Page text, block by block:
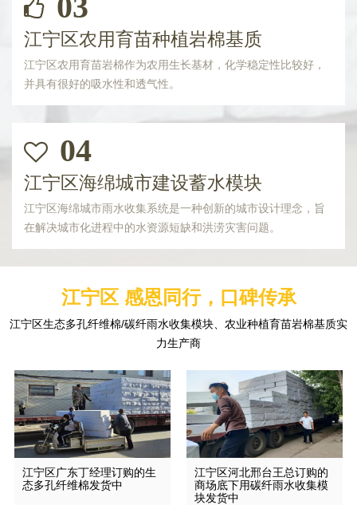
江宁区农用育苗种植岩棉基质
江宁区农用育苗岩棉作为农用生长基材，化学稳定性比较好，
并具有很好的吸水性和透气性。
04
江宁区海绵城市建设蓄水模块
江宁区海绵城市雨水收集系统是一种创新的城市设计理念，旨
在解决城市化进程中的水资源短缺和洪涝灾害问题。
江宁区 感恩同行，口碑传承
江宁区生态多孔纤维棉/碳纤雨水收集模块、农业种植育苗岩棉基质实
力生产商
江宁区广东丁经理订购的生
态多孔纤维棉发货中
江宁区河北邢台王总订购的
商场底下用碳纤雨水收集模
块发货中